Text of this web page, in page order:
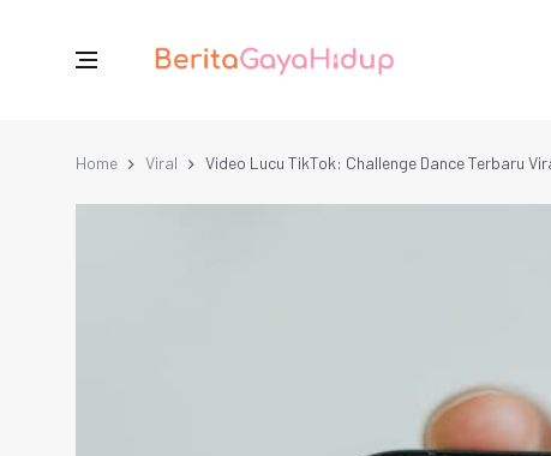
Home Viral Video Lucu TikTok: Challenge Dance Terbaru